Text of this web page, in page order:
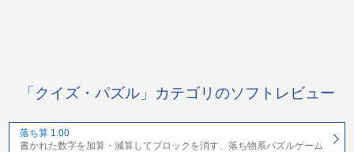
「クイズ・パズル」カテゴリのソフトレビュー
落ち算 1.00
書かれた数字を加算・減算してブロックを消す、落ち物系パズルゲーム